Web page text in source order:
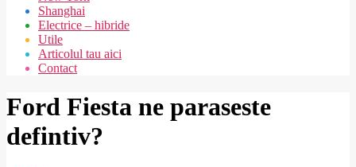
Shanghai
Electrice – hibride
Utile
Articolul tau aici
Contact
Ford Fiesta ne paraseste
defintiv?